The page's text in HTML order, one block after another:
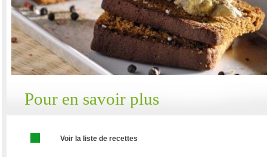
Pour en savoir plus
Voir la liste de recettes